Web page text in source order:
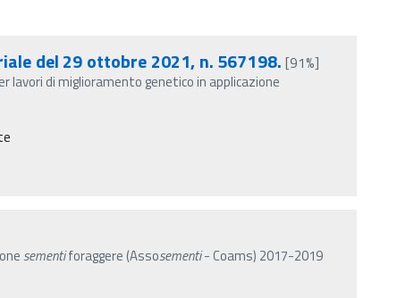
del 29 ottobre 2021, n. 567198. [91%]
lavori di miglioramento genetico in applicazione
sementiforaggere (Assosementi- Coams) 2017-2019